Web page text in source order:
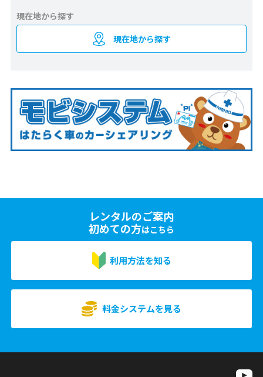
現在地から探す
現在地から探す
レンタルのご案内
初めての方はこちら
利用方法を知る
料金システムを見る